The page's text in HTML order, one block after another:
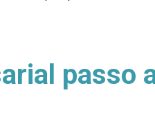
passo